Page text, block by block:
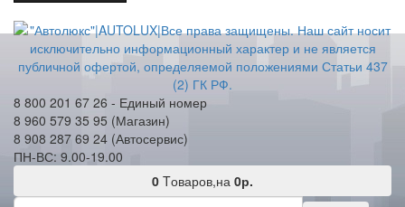
8 800 201 67 26 - Единый номер
8 960 579 35 95 (Магазин)
8 908 287 69 24 (Автосервис)
ПН-ВС: 9.00-19.00
0 Tоваров,на 0р.